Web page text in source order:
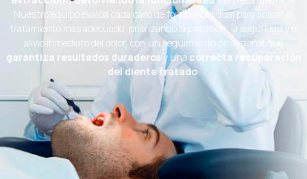
Nuestro equipo evalúa cada caso de forma individual para aplicar el
tratamiento más adecuado, priorizando la precisión, la seguridad y el
alivio inmediato del dolor, con un seguimiento profesional que
garantiza resultados duraderosy una correcta recuperación
del diente tratado.